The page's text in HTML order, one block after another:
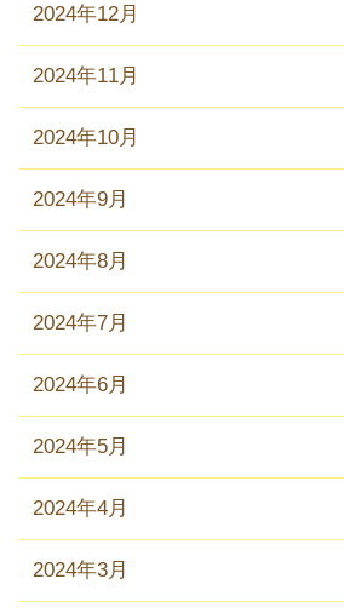
2024年12月
2024年11月
2024年10月
2024年9月
2024年8月
2024年7月
2024年6月
2024年5月
2024年4月
2024年3月